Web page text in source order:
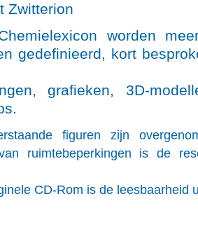
Zwitterion
worden
gedefinieerd, kort
grafieken, 3D-
figuren zijn
ruimtebeperkingen is de
CD-Rom is de leesbaarheid